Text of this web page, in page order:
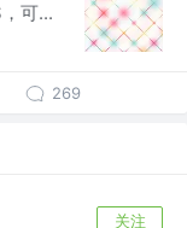
可...
269
关注